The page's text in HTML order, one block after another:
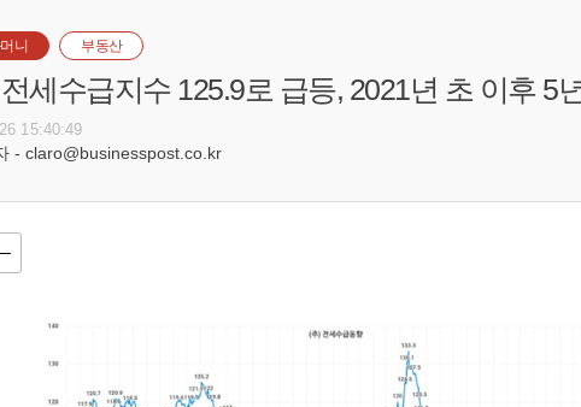
니 부동산
세수급지수 125.9로 급등, 2021년 초 이후 5
15:40:49
- claro@businesspost.co.kr